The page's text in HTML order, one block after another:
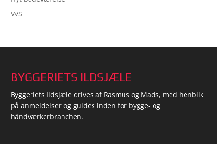
VVS
BYGGERIETS ILDSJÆLE
Byggeriets Ildsjæle drives af Rasmus og Mads, med henblik
på anmeldelser og guides inden for bygge- og
håndværkerbranchen.